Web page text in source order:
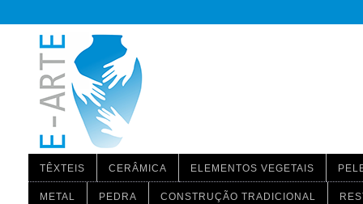
TÊXTEIS CERÂMICA ELEMENTOS VEGETAIS
METAL PEDRA CONSTRUÇÃO TRADICIONAL